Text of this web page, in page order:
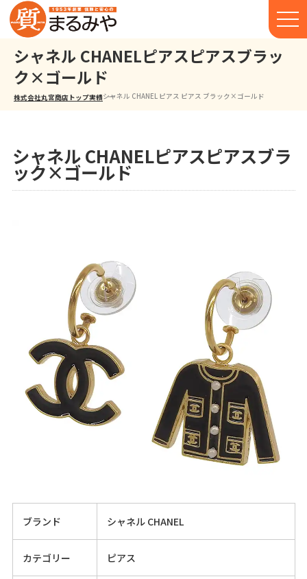
シャネル CHANELピアスピアスブラッ
ク×ゴールド
株式会社丸宮商店トップ⁩実績シャネル CHANEL ピアス ピアス ブラック×ゴールド
シャネル CHANELピアスピアスブラ
ック×ゴールド
ブランド シャネル CHANEL
カテゴリー ピアス